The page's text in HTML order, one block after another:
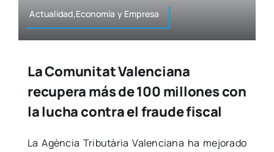
Actualidad,Economía y Empre­sa
La Comunitat Valenciana
recupera más de 100 millones con
la lucha contra el fraude fiscal
La Agèn­cia Tri­bu­tà­ria Valen­cia­na ha mejo­ra­do